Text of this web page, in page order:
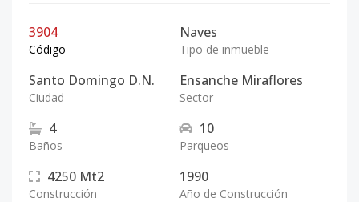
3904
Código
Naves
Tipo de inmueble
Santo Domingo D.N.
Ciudad
Ensanche Miraflores
Sector
4
Baños
10
Parqueos
4250 Mt2
Construcción
1990
Año de Construcción